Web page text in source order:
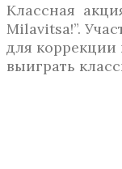
Классная
Milavitsa!”.
для
выиграть